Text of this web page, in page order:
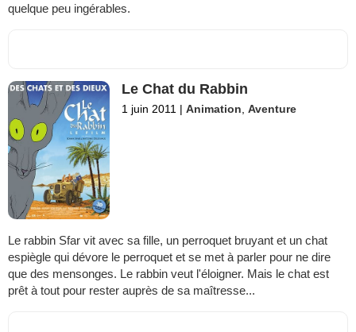
quelque peu ingérables.
Le Chat du Rabbin
1 juin 2011 | Animation ,Aventure
Le rabbin Sfar vit avec sa fille, un perroquet bruyant et un chat
espiègle qui dévore le perroquet et se met à parler pour ne dire
que des mensonges. Le rabbin veut l'éloigner. Mais le chat est
prêt à tout pour rester auprès de sa maîtresse...